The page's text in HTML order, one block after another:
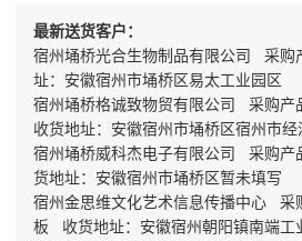
最新送货客户：
宿州埇桥光合生物制品有限公司 采购
址：安徽宿州市埇桥区易太工业园区
宿州埇桥格诚致物贸有限公司 采购产
收货地址：安徽宿州市埇桥区宿州市经
宿州埇桥威科杰电子有限公司 采购
货地址：安徽宿州市埇桥区暂未填写
宿州金思维文化艺术信息传播中心 采
板 收货地址：安徽宿州朝阳镇南端工